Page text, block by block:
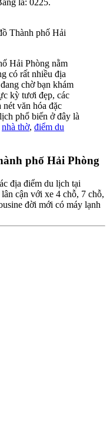
là: 0225.
Thành phố Hải
Hải Phòng nằm
có rất nhiều địa
chờ bạn khám
kỳ tươi đẹp, các
văn hóa đặc
phổ biến ở đây là
nhà thờ, điểm du
phố Hải Phòng
địa điểm du lịch tại
cận với xe 4 chỗ, 7 chỗ,
đời mới có máy lạnh